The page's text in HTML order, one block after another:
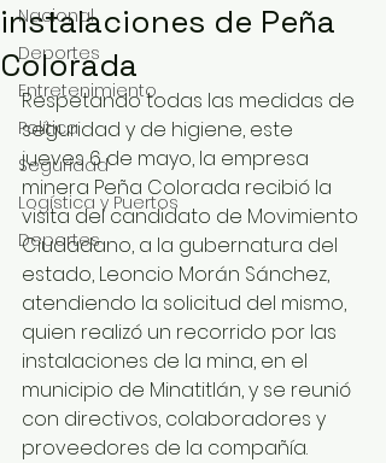
Nacional
Deportes
Entretenimiento
Política
Seguridad
Logística y Puertos
Deportes
instalaciones de Peña
Colorada
Respetando todas las medidas de
seguridad y de higiene, este
jueves 6 de mayo, la empresa
minera Peña Colorada recibió la
visita del candidato de Movimiento
Ciudadano, a la gubernatura del
estado, Leoncio Morán Sánchez,
atendiendo la solicitud del mismo,
quien realizó un recorrido por las
instalaciones de la mina, en el
municipio de Minatitlán, y se reunió
con directivos, colaboradores y
proveedores de la compañía.